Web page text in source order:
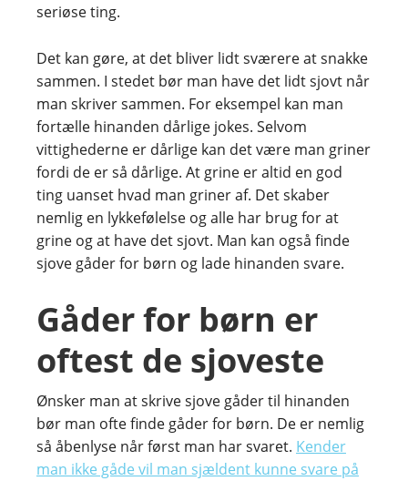
seriøse ting.
Det kan gøre, at det bliver lidt sværere at snakke
sammen. I stedet bør man have det lidt sjovt når
man skriver sammen. For eksempel kan man
fortælle hinanden dårlige jokes. Selvom
vittighederne er dårlige kan det være man griner
fordi de er så dårlige. At grine er altid en god
ting uanset hvad man griner af. Det skaber
nemlig en lykkefølelse og alle har brug for at
grine og at have det sjovt. Man kan også finde
sjove gåder for børn og lade hinanden svare.
Gåder for børn er
oftest de sjoveste
Ønsker man at skrive sjove gåder til hinanden
bør man ofte finde gåder for børn. De er nemlig
så åbenlyse når først man har svaret. Kender
man ikke gåde vil man sjældent kunne svare på